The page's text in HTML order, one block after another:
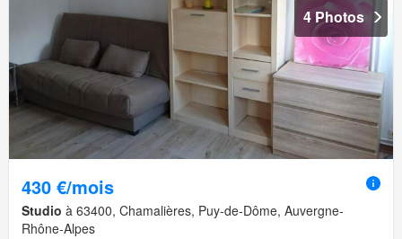
4 Photos
430 €/mois
Studio à 63400, Chamalières, Puy-de-Dôme, Auvergne-
Rhône-Alpes